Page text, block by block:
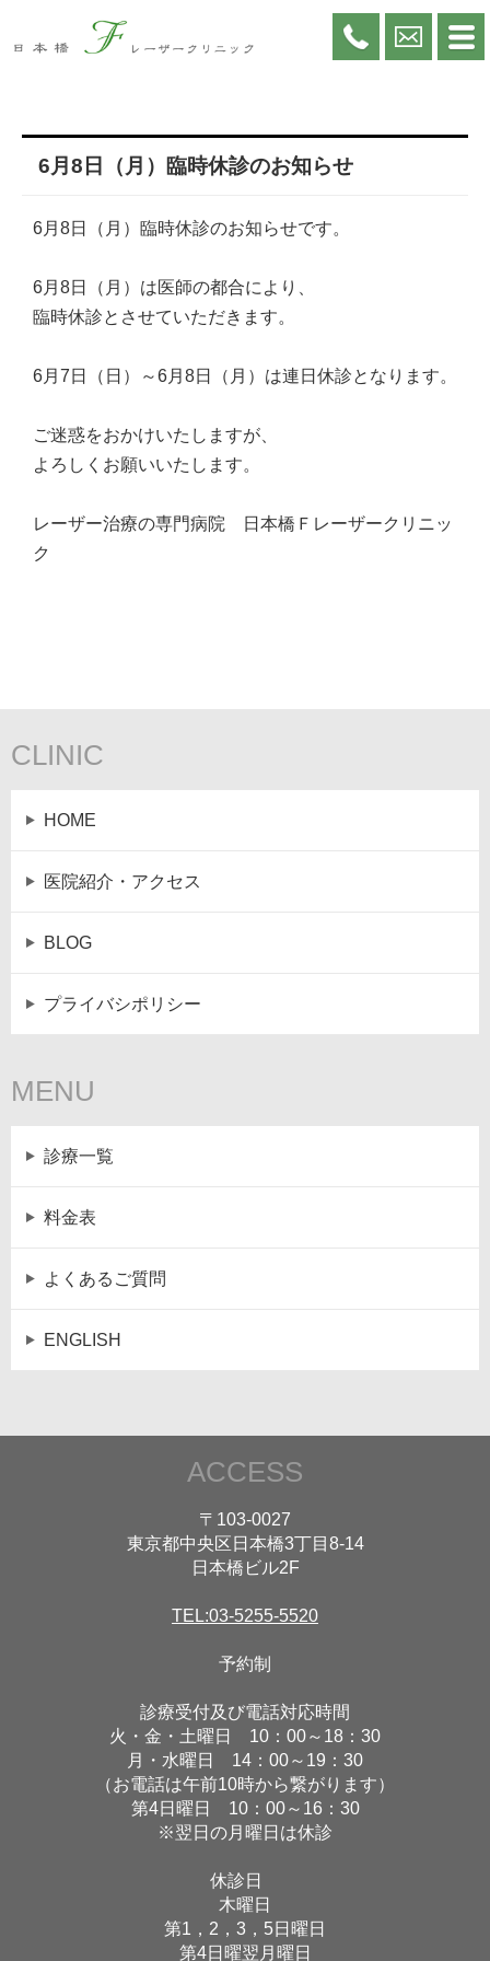
6月8日（月）臨時休診のお知らせ
6月8日（月）臨時休診のお知らせです。
6月8日（月）は医師の都合により、
臨時休診とさせていただきます。
6月7日（日）～6月8日（月）は連日休診となります。
ご迷惑をおかけいたしますが、
よろしくお願いいたします。
レーザー治療の専門病院 日本橋Ｆレーザークリニッ
ク
CLINIC
HOME
医院紹介・アクセス
BLOG
プライバシポリシー
MENU
診療一覧
料金表
よくあるご質問
ENGLISH
ACCESS
〒103-0027
東京都中央区日本橋3丁目8-14
日本橋ビル2F
TEL:03-5255-5520
予約制
診療受付及び電話対応時間
火・金・土曜日 10：00～18：30
月・水曜日 14：00～19：30
（お電話は午前10時から繋がります）
第4日曜日 10：00～16：30
※翌日の月曜日は休診
休診日
木曜日
第1，2，3，5日曜日
第4日曜翌月曜日